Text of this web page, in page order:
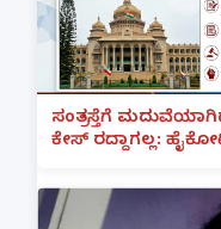
ಸಂತ್ರಸ್ತೆಗೆ
ಕೇಸ್ ರದ್ದಾಗಲ್ಲ: